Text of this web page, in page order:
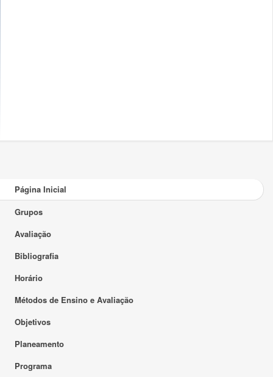
Página Inicial
Grupos
Avaliação
Bibliografia
Horário
Métodos de Ensino e Avaliação
Objetivos
Planeamento
Programa